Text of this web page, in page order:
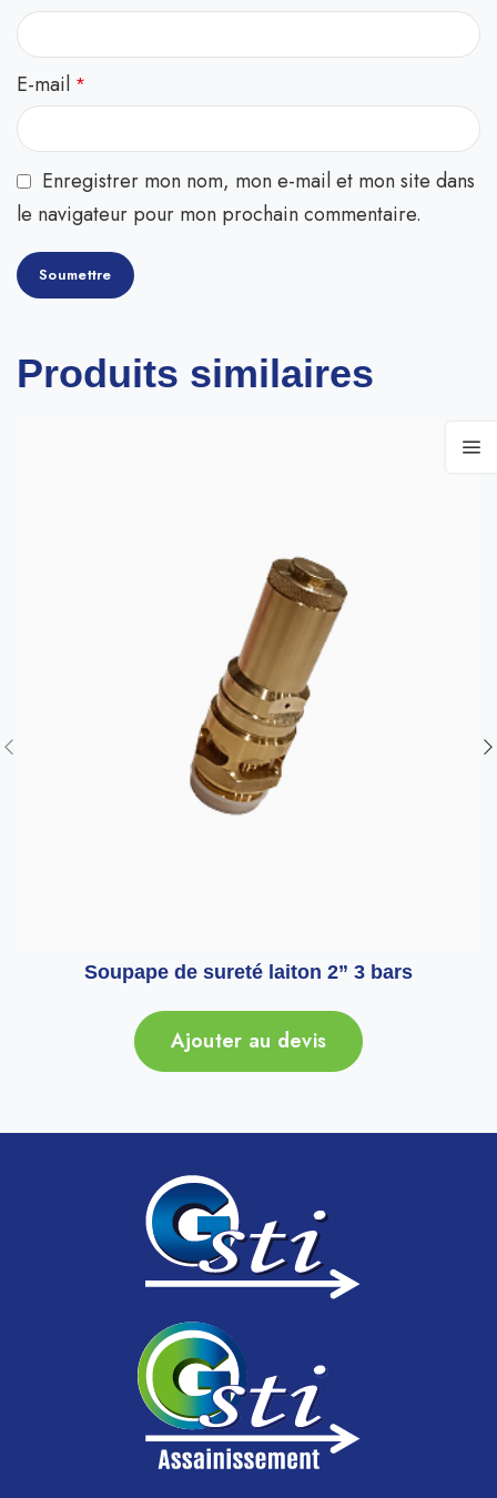
E-mail *
Enregistrer mon nom, mon e-mail et mon site dans
le navigateur pour mon prochain commentaire.
Produits similaires
Soupape de sureté laiton 2” 3 bars
Ajouter au devis